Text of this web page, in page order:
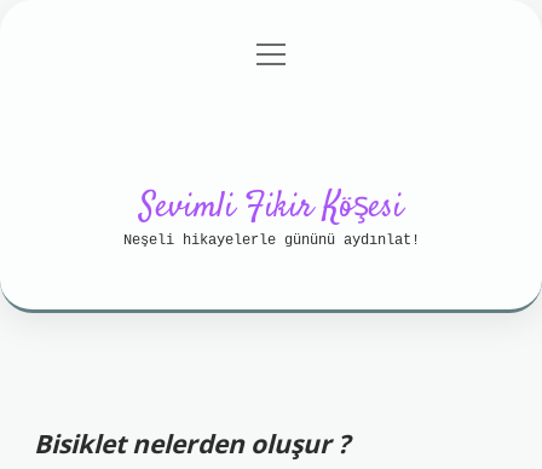
Gizlilik Politikası
menüyü
Sevimli Fikir Köşesi
Neşeli hikayelerle gününü aydınlat!
Bisiklet nelerden oluşur ?